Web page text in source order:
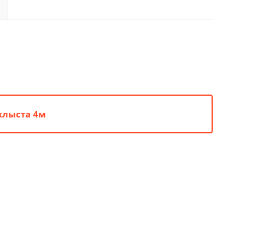
4м